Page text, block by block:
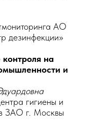
АО
дезинфекции»
контроля на
и
гигиены и
ЗАО г. Москвы